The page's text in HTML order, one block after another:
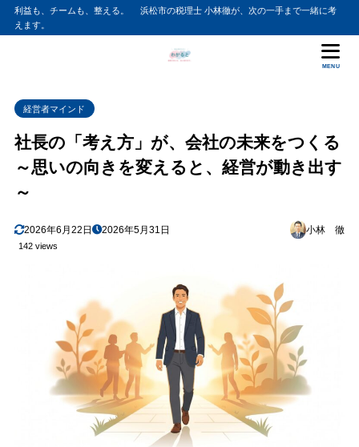
利益も、チームも、整える。 浜松市の税理士 小林徹が、次の一手まで一緒に考
えます。
MENU
経営者マインド
社長の「考え方」が、会社の未来をつくる
～思いの向きを変えると、経営が動き出す
～
2026年6月22日 2026年5月31日 小林 徹
142 views